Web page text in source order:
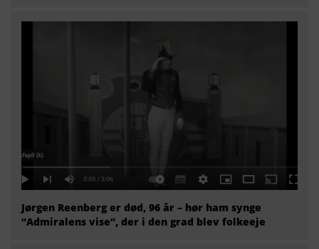
Jørgen Reenberg er død, 96 år – hør ham synge
“Admiralens vise”, der i den grad blev folkeeje